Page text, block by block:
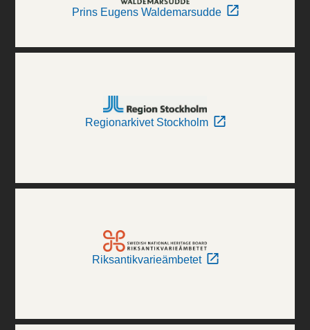
Prins Eugens Waldemarsudde
Regionarkivet Stockholm
Riksantikvarieämbetet